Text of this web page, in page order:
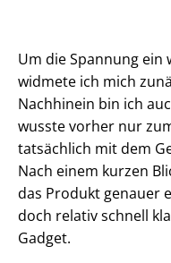
Um die Spannung
widmete ich mich
Nachhinein bin ich
wusste vorher nur
tatsächlich mit dem
Nach einem kurzen
das Produkt genauer
doch relativ schnell
Gadget.